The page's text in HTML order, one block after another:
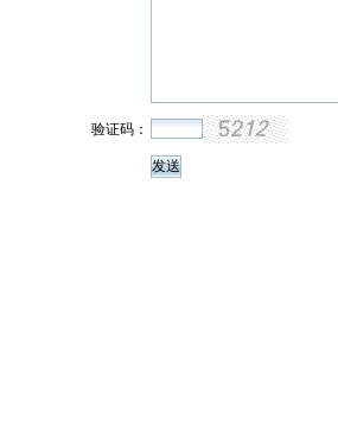
验证码：